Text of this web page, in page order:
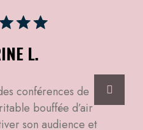
L.
conférences de
bouffée d’air
son audience et